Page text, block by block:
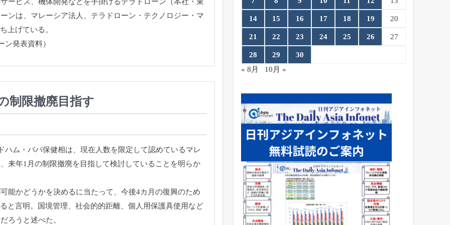
ンは、マレーシア法人、 テラドローン・テクノロジー・マ
上げている。
発表資料）
制限撤廃目指す
ム・ババ保健相は、 現在人数を限定して認めているマレ
来年1月の制限撤廃を目指して検討していることを明らか
能かどうかを決めるに当たって、 今後4カ月の復興のため
と言明。国境管理、社会的的距離、 個人用保護具使用など
ろうと述べた。
14 15 16 17 18 19 20
21 22 23 24 25 26 27
28 29
30
« 8月
10月 »